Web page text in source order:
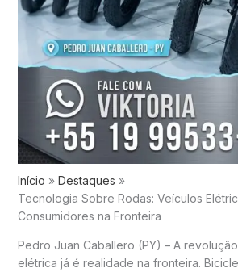
Início
Destaques
Tecnologia Sobre Rodas: Veículos
Consumidores na Fronteira
Pedro Juan Caballero (PY) – A
elétrica já é realidade na fronteira.